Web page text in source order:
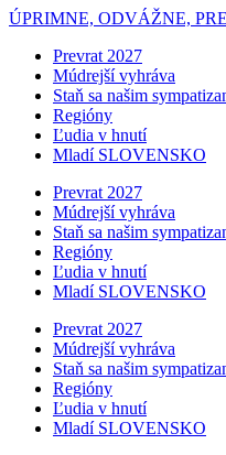
ÚPRIMNE, ODVÁŽNE,
Prevrat 2027
Múdrejší vyhráva
Staň sa našim
Regióny
Ľudia v hnutí
Mladí SLOVENSKO
Prevrat 2027
Múdrejší vyhráva
Staň sa našim
Regióny
Ľudia v hnutí
Mladí SLOVENSKO
Prevrat 2027
Múdrejší vyhráva
Staň sa našim
Regióny
Ľudia v hnutí
Mladí SLOVENSKO